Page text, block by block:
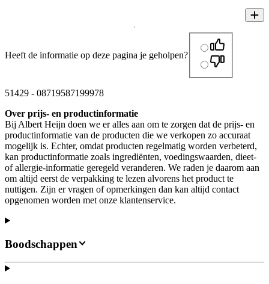
Heeft de informatie op deze pagina je geholpen?
51429 - 08719587199978
Over prijs- en productinformatie
Bij Albert Heijn doen we er alles aan om te zorgen dat de prijs- en
productinformatie van de producten die we verkopen zo accuraat
mogelijk is. Echter, omdat producten regelmatig worden verbeterd,
kan productinformatie zoals ingrediënten, voedingswaarden, dieet-
of allergie-informatie geregeld veranderen. We raden je daarom aan
om altijd eerst de verpakking te lezen alvorens het product te
nuttigen. Zijn er vragen of opmerkingen dan kan altijd contact
opgenomen worden met onze klantenservice.
Boodschappen